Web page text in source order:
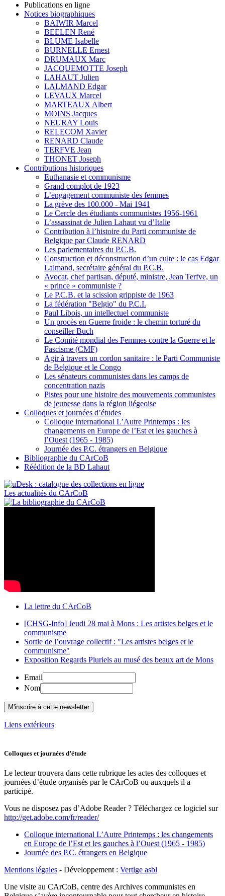
Publications en ligne
Notices biographiques
BAIWIR Marcel
BEELEN René
BLUME Isabelle
BURNELLE Ernest
DRUMAUX Marc
JACQUEMOTTE Joseph
LAHAUT Julien
LALMAND Edgar
LEVAUX Marcel
MARTEAUX Albert
MOINS Jacques
NEURAY Louis
RELECOM Xavier
RENARD Claude
TERFVE Jean
THONET Joseph
Contributions historiques
Euthanasie et communisme
Grand complot de 1923
L’engagement communiste des femmes
La grève des 100.000 - Mai 1941
Le Cercle des étudiants communistes 1956-1961
L’assassinat de Julien Lahaut vu d’Italie
Contribution à l’histoire du Parti communiste de
Belgique par Claude RENARD
Les parlementaires du P.C.B.
Construction et déconstruction d’un culte : le cas Edgar
Lalmand, secrétaire général du P.C.B.
Avocat, chef partisan, député, ministre, Jean Terfve, un
« prince » communiste ?
Le P.C.B. et la scission grippiste de 1963
La fédération "Belgio" du P.C.I.
Paul Libois, un intellectuel communiste
Un procès en Guerre froide : le chemin torturé du
conseiller Buch
Le Comité mondial des Femmes contre la Guerre et le
Fascisme (CMF)
Agir à travers un cordon sanitaire : le Parti Communiste
de Belgique et le Congo
Les sénateurs communistes dans les camps de
concentration nazis
Pistes pour une histoire des mouvements communistes
de jeunesse dans la région liégeoise
Colloques et journées d’études
Colloque international L’Autre Printemps : les
changements en Europe de l’Est et les gauches à
l’Ouest (1965 - 1985)
Journée des P.C. étrangers en Belgique
Bibliographie du CArCoB
Réédition de la BD Lahaut
Les actualités du CArCoB
La lettre du CArCoB
[CHSG-Info] Jeudi 28 mai à Mons : Les artistes belges et le
communisme
Sortie de l’ouvrage collectif : "Les artistes belges et le
communisme"
Exposition Regards Pluriels au musé des beaux art de Mons
Email
Nom
Liens extérieurs
Colloques et journées d’étude
Le lecteur trouvera dans cette rubrique les actes des colloques et
journées d’étude organisés par le CArCoB ou auxquels il a
participé.
Vous ne disposez pas d’Adobe Reader ? Téléchargez ce logiciel sur
http://get.adobe.com/fr/reader/
Colloque international L’Autre Printemps : les changements
en Europe de l’Est et les gauches à l’Ouest (1965 - 1985)
Journée des P.C. étrangers en Belgique
Mentions légales - Développement : Vertige asbl
Une visite au CArCoB, centre des Archives communistes en